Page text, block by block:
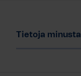
Tietoja minusta